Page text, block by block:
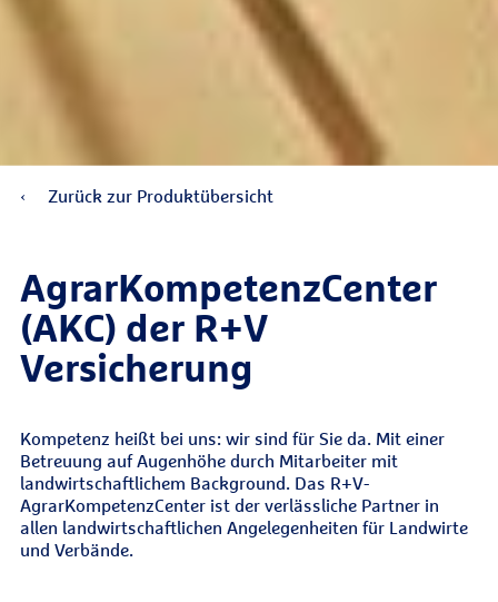
Zurück zur Produktübersicht
AgrarKompetenzCenter
(AKC) der R+V
Versicherung
Kompetenz heißt bei uns: wir sind für Sie da. Mit einer
Betreuung auf Augenhöhe durch Mitarbeiter mit
landwirtschaftlichem Background. Das R+V-
AgrarKompetenzCenter ist der verlässliche Partner in
allen landwirtschaftlichen Angelegenheiten für Landwirte
und Verbände.